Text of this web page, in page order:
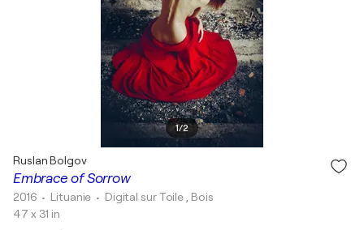
1/2
Embrace of Sorrow
Ruslan Bolgov
2016 • Lituanie • Digital sur Toile , Bois
47 x 31 in